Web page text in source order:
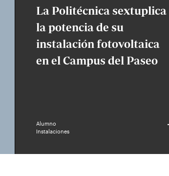
La Politécnica sextuplica
la potencia de su
instalación fotovoltaica
en el Campus del Paseo
Alumno
Instalaciones